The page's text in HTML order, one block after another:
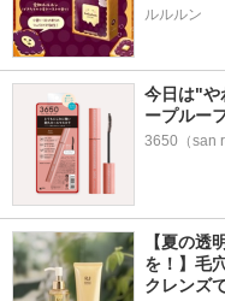
ルルルン
今日は"や
ープルー
3650（san
【夏の透
を！】毛
クレンズ